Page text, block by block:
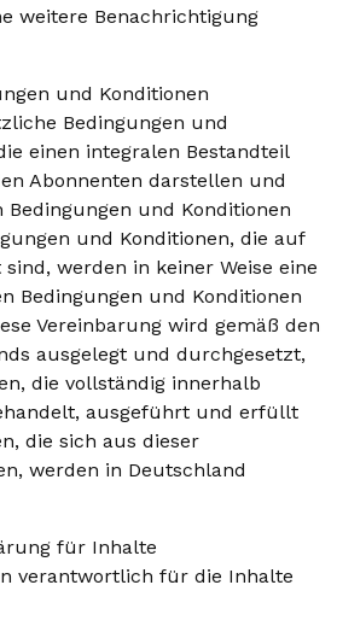
weitere Benachrichtigung
und Konditionen
Bedingungen und
einen integralen Bestandteil
Abonnenten darstellen und
und Konditionen
und Konditionen, die auf
werden in keiner Weise eine
Bedingungen und Konditionen
Vereinbarung wird gemäß den
ausgelegt und durchgesetzt,
die vollständig innerhalb
ausgeführt und erfüllt
die sich aus dieser
werden in Deutschland
für Inhalte
verantwortlich für die Inhalte